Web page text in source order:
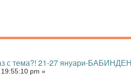
с тема?! 21-27 януари-
pm »